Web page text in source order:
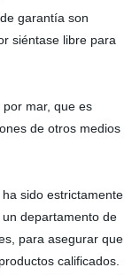
garantía son
siéntase libre para
mar, que es
de otros medios
sido estrictamente
departamento de
para asegurar que
calificados.